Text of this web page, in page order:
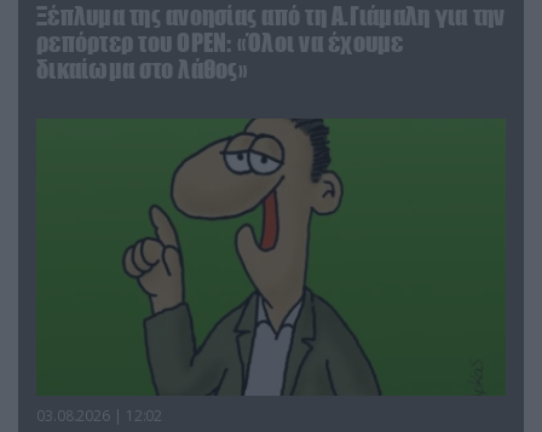
Ξέπλυμα της ανοησίας από τη Α.Γιάμαλη για την
ρεπόρτερ του ΟΡΕΝ: «Όλοι να έχουμε
δικαίωμα στο λάθος»
03.08.2026 | 12:02